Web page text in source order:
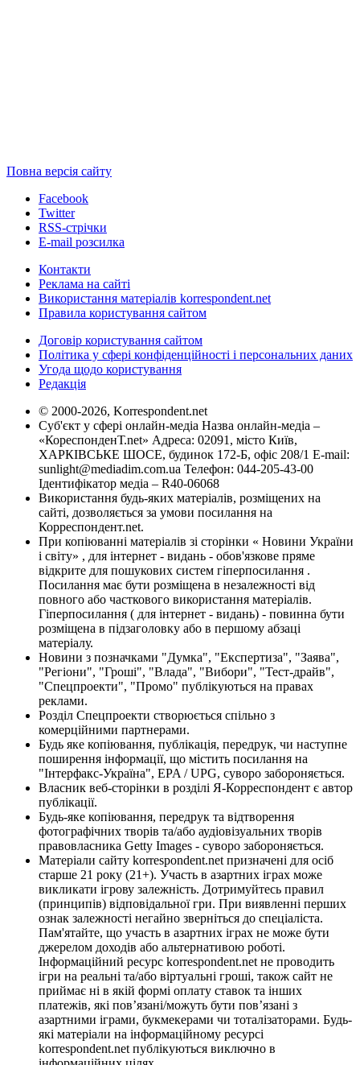
Повна версія сайту
Facebook
Twitter
RSS-стрічки
E-mail розсилка
Контакти
Реклама на сайті
Використання матеріалів korrespondent.net
Правила користування сайтом
Договір користування сайтом
Політика у сфері конфіденційності і персональних даних
Угода щодо користування
Редакція
© 2000-2026, Korrespondent.net
Суб'єкт у сфері онлайн-медіа Назва онлайн-медіа –
«КореспонденТ.net» Адреса: 02091, місто Київ,
ХАРКІВСЬКЕ ШОСЕ, будинок 172-Б, офіс 208/1 E-mail:
sunlight@mediadim.com.ua Телефон: 044-205-43-00
Ідентифікатор медіа – R40-06068
Використання будь-яких матеріалів, розміщених на
сайті, дозволяється за умови посилання на
Корреспондент.net.
При копіюванні матеріалів зі сторінки « Новини України
і світу» , для інтернет - видань - обов'язкове пряме
відкрите для пошукових систем гіперпосилання .
Посилання має бути розміщена в незалежності від
повного або часткового використання матеріалів.
Гіперпосилання ( для інтернет - видань) - повинна бути
розміщена в підзаголовку або в першому абзаці
матеріалу.
Новини з позначками "Думка", "Експертиза", "Заява",
"Регіони", "Гроші", "Влада", "Вибори", "Тест-драйв",
"Спецпроекти", "Промо" публікуються на правах
реклами.
Розділ Спецпроекти створюється спільно з
комерційними партнерами.
Будь яке копіювання, публікація, передрук, чи наступне
поширення інформації, що містить посилання на
"Інтерфакс-Україна", EPA / UPG, суворо забороняється.
Власник веб-сторінки в розділі Я-Корреспондент є автор
публікації.
Будь-яке копіювання, передрук та відтворення
фотографічних творів та/або аудіовізуальних творів
правовласника Getty Images - суворо забороняється.
Матеріали сайту korrespondent.net призначені для осіб
старше 21 року (21+). Участь в азартних іграх може
викликати ігрову залежність. Дотримуйтесь правил
(принципів) відповідальної гри. При виявленні перших
ознак залежності негайно зверніться до спеціаліста.
Пам'ятайте, що участь в азартних іграх не може бути
джерелом доходів або альтернативою роботі.
Інформаційний ресурс korrespondent.net не проводить
ігри на реальні та/або віртуальні гроші, також сайт не
приймає ні в якій формі оплату ставок та інших
платежів, які пов’язані/можуть бути пов’язані з
азартними іграми, букмекерами чи тоталізаторами. Будь-
які матеріали на інформаційному ресурсі
korrespondent.net публікуються виключно в